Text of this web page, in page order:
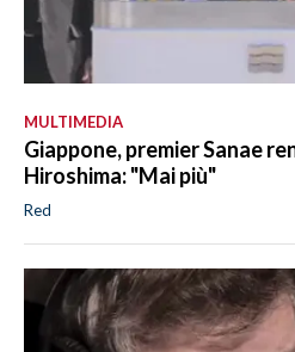
MULTIMEDIA
Giappone, premier Sanae
Hiroshima: "Mai più"
Red